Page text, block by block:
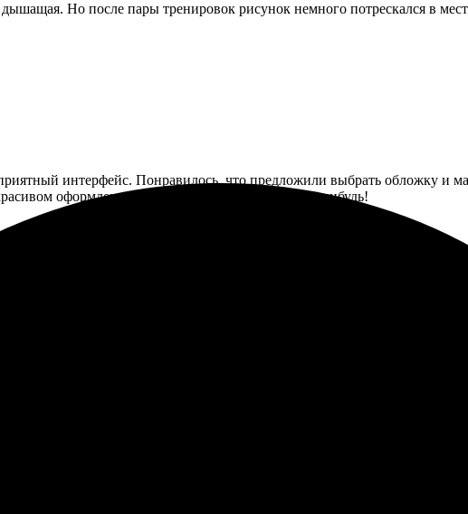
Но после пары тренировок рисунок немного потрескался в
интерфейс. Понравилось, что предложили выбрать обложку и
оформлении. Обязательно закажу еще что-нибудь!
сайт интуитивно понятный. Быстро выбрала шаблон и загрузила фото.
Понравилось, что есть много вариантов оформления. Рекомендую от